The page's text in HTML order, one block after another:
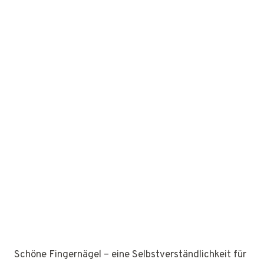
Schöne Fingernägel – eine Selbstverständlichkeit für